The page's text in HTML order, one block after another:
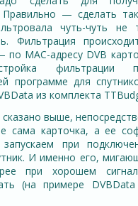
Правильно — сделать
чуть-чуть не
Фильтрация
MAC-адресу DVB
фильтрации
программе для
из комплекта
выше,
сама карточка, а ее
при
И именно его,
при хорошем
(на примере